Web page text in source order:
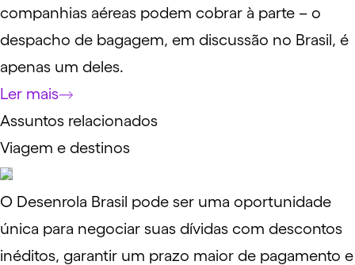
companhias aéreas podem cobrar à parte – o
despacho de bagagem, em discussão no Brasil, é
apenas um deles.
Ler mais
Assuntos relacionados
Viagem e destinos
O Desenrola Brasil pode ser uma oportunidade
única para negociar suas dívidas com descontos
inéditos, garantir um prazo maior de pagamento e